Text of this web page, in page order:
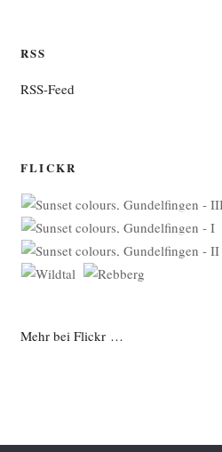
RSS
RSS-Feed
FLICKR
Mehr bei Flickr …